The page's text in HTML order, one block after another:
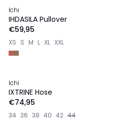
NEU
Ichi
IHDASILA Pullover
€59,95
XS S M L XL XXL
NEU
Ichi
IXTRINE Hose
€74,95
34 36 38 40 42 44